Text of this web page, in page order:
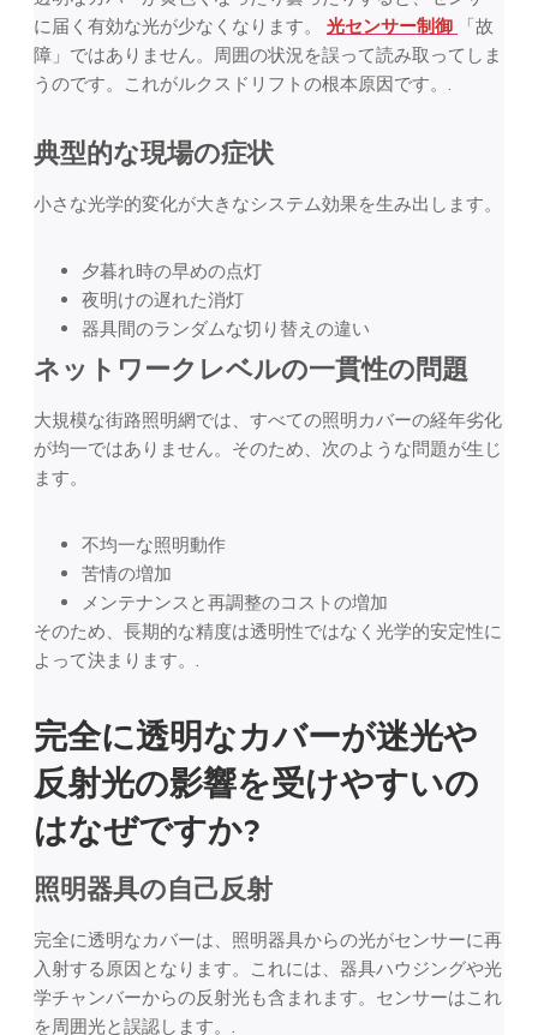
に届く有効な光が少なくなります。 光センサー制御
「故
障」ではありません。周囲の状況を誤って読み取ってしま
うのです。これがルクスドリフトの根本原因です。.
典型的な現場の症状
小さな光学的変化が大きなシステム効果を生み出します。
夕暮れ時の早めの点灯
夜明けの遅れた消灯
器具間のランダムな切り替えの違い
ネットワークレベルの一貫性の問題
大規模な街路照明網では、すべての照明カバーの経年劣化
が均一ではありません。そのため、次のような問題が生じ
ます。
不均一な照明動作
苦情の増加
メンテナンスと再調整のコストの増加
そのため、長期的な精度は透明性ではなく光学的安定性に
よって決まります。.
完全に透明なカバーが迷光や
反射光の影響を受けやすいの
はなぜですか?
照明器具の自己反射
完全に透明なカバーは、照明器具からの光がセンサーに再
入射する原因となります。これには、器具ハウジングや光
学チャンバーからの反射光も含まれます。センサーはこれ
を周囲光と誤認します。.